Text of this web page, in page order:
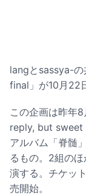
langとsassya-
final」が10月22
この企画は昨年
reply, but sweet
アルバム「脊髄
るもの。2組の
演する。チケッ
売開始。